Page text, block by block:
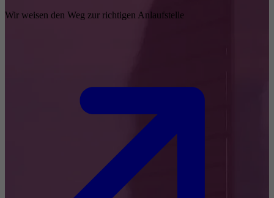
Wir weisen den Weg zur richtigen Anlaufstelle